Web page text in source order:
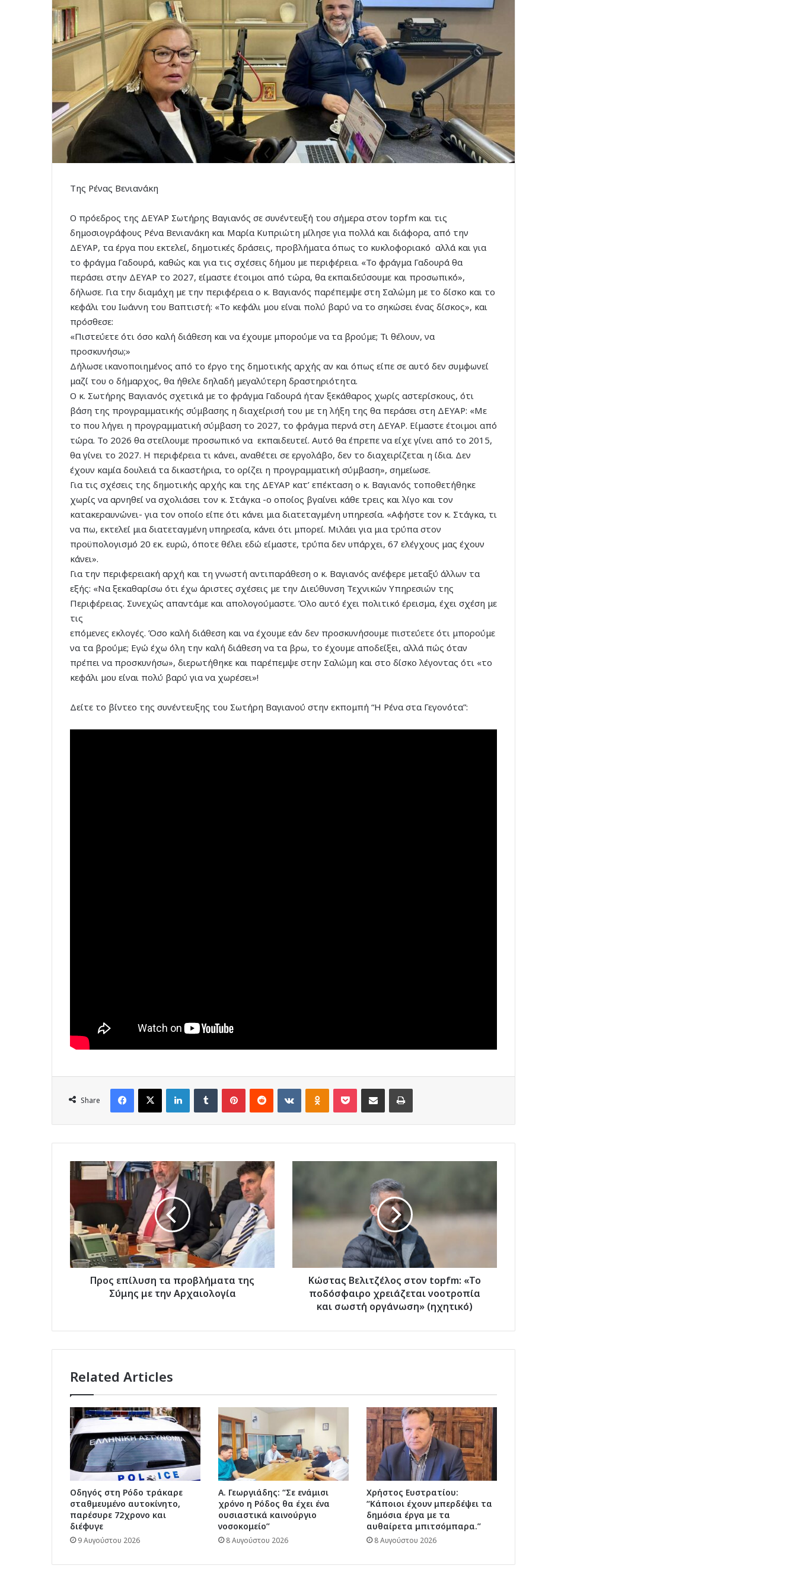
Της Ρένας Βενιανάκη
Ο πρόεδρος της ΔΕΥΑΡ Σωτήρης Βαγιανός σε συνέντευξή του σήμερα στον topfm και τις
δημοσιογράφους Ρένα Βενιανάκη και Μαρία Κυπριώτη μίλησε για πολλά και διάφορα, από την
ΔΕΥΑΡ, τα έργα που εκτελεί, δημοτικές δράσεις, προβλήματα όπως το κυκλοφοριακό αλλά και για
το φράγμα Γαδουρά, καθώς και για τις σχέσεις δήμου με περιφέρεια. «Το φράγμα Γαδουρά θα
περάσει στην ΔΕΥΑΡ το 2027, είμαστε έτοιμοι από τώρα, θα εκπαιδεύσουμε και προσωπικό»,
δήλωσε. Για την διαμάχη με την περιφέρεια ο κ. Βαγιανός παρέπεμψε στη Σαλώμη με το δίσκο και το
κεφάλι του Ιωάννη του Βαπτιστή: «Το κεφάλι μου είναι πολύ βαρύ να το σηκώσει ένας δίσκος», και
πρόσθεσε:
«Πιστεύετε ότι όσο καλή διάθεση και να έχουμε μπορούμε να τα βρούμε; Τι θέλουν, να
προσκυνήσω;»
Δήλωσε ικανοποιημένος από το έργο της δημοτικής αρχής αν και όπως είπε σε αυτό δεν συμφωνεί
μαζί του ο δήμαρχος, θα ήθελε δηλαδή μεγαλύτερη δραστηριότητα.
Ο κ. Σωτήρης Βαγιανός σχετικά με το φράγμα Γαδουρά ήταν ξεκάθαρος χωρίς αστερίσκους, ότι
βάση της προγραμματικής σύμβασης η διαχείρισή του με τη λήξη της θα περάσει στη ΔΕΥΑΡ: «Με
το που λήγει η προγραμματική σύμβαση το 2027, το φράγμα περνά στη ΔΕΥΑΡ. Είμαστε έτοιμοι από
τώρα. Το 2026 θα στείλουμε προσωπικό να εκπαιδευτεί. Αυτό θα έπρεπε να είχε γίνει από το 2015,
θα γίνει το 2027. Η περιφέρεια τι κάνει, αναθέτει σε εργολάβο, δεν το διαχειρίζεται η ίδια. Δεν
έχουν καμία δουλειά τα δικαστήρια, το ορίζει η προγραμματική σύμβαση», σημείωσε.
Για τις σχέσεις της δημοτικής αρχής και της ΔΕΥΑΡ κατ’ επέκταση ο κ. Βαγιανός τοποθετήθηκε
χωρίς να αρνηθεί να σχολιάσει τον κ. Στάγκα -ο οποίος βγαίνει κάθε τρεις και λίγο και τον
κατακεραυνώνει- για τον οποίο είπε ότι κάνει μια διατεταγμένη υπηρεσία. «Αφήστε τον κ. Στάγκα, τι
να πω, εκτελεί μια διατεταγμένη υπηρεσία, κάνει ότι μπορεί. Μιλάει για μια τρύπα στον
προϋπολογισμό 20 εκ. ευρώ, όποτε θέλει εδώ είμαστε, τρύπα δεν υπάρχει, 67 ελέγχους μας έχουν
κάνει».
Για την περιφερειακή αρχή και τη γνωστή αντιπαράθεση ο κ. Βαγιανός ανέφερε μεταξύ άλλων τα
εξής: «Να ξεκαθαρίσω ότι έχω άριστες σχέσεις με την Διεύθυνση Τεχνικών Υπηρεσιών της
Περιφέρειας. Συνεχώς απαντάμε και απολογούμαστε. Όλο αυτό έχει πολιτικό έρεισμα, έχει σχέση με
τις
επόμενες εκλογές. Όσο καλή διάθεση και να έχουμε εάν δεν προσκυνήσουμε πιστεύετε ότι μπορούμε
να τα βρούμε; Εγώ έχω όλη την καλή διάθεση να τα βρω, το έχουμε αποδείξει, αλλά πώς όταν
πρέπει να προσκυνήσω», διερωτήθηκε και παρέπεμψε στην Σαλώμη και στο δίσκο λέγοντας ότι «το
κεφάλι μου είναι πολύ βαρύ για να χωρέσει»!
Δείτε το βίντεο της συνέντευξης του Σωτήρη Βαγιανού στην εκπομπή “Η Ρένα στα Γεγονότα”:
Share
Facebook
X LinkedInTumblr PinterestReddit VKontakteOdnoklassniki
Pocket Share via Email Print
Προς
επίλυση
προβλήματα
της
Σύμης
με
την
Αρχαιολογία
Προς επίλυση τα προβλήματα της
Σύμης με την Αρχαιολογία
topfm:
«Το
και
σωστή
οργάνωση»
(ηχητικό)
Κώστας Βελιτζέλος στον topfm: «Το
ποδόσφαιρο χρειάζεται νοοτροπία
και σωστή οργάνωση» (ηχητικό)
Related Articles
Οδηγός στη Ρόδο τράκαρε
σταθμευμένο αυτοκίνητο,
παρέσυρε 72χρονο και
διέφυγε
9 Αυγούστου 2026
Α. Γεωργιάδης: “Σε ενάμισι
χρόνο η Ρόδος θα έχει ένα
ουσιαστικά καινούργιο
νοσοκομείο”
8 Αυγούστου 2026
Χρήστος Ευστρατίου:
“Κάποιοι έχουν μπερδέψει τα
δημόσια έργα με τα
αυθαίρετα μπιτσόμπαρα.”
8 Αυγούστου 2026